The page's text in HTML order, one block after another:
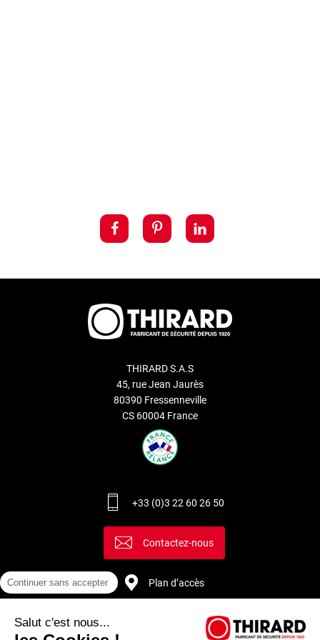
THIRARD S.A.S
45, rue Jean Jaurès
80390 Fressenneville
CS 60004 France
+33 (0)3 22 60 26 50
Contactez-nous
Plan d’accès
Continuer sans accepter
Salut c'est nous...